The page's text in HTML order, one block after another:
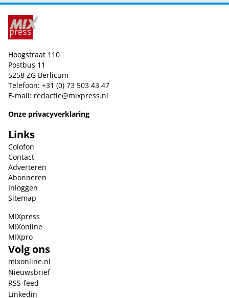
Hoogstraat 110
Postbus 11
5258 ZG Berlicum
Telefoon: +31 (0) 73 503 43 47
E-mail: redactie@mixpress.nl
Onze privacyverklaring
Links
Colofon
Contact
Adverteren
Abonneren
Inloggen
Sitemap
MIXpress
MIXonline
MIXpro
Volg ons
mixonline.nl
Nieuwsbrief
RSS-feed
Linkedin